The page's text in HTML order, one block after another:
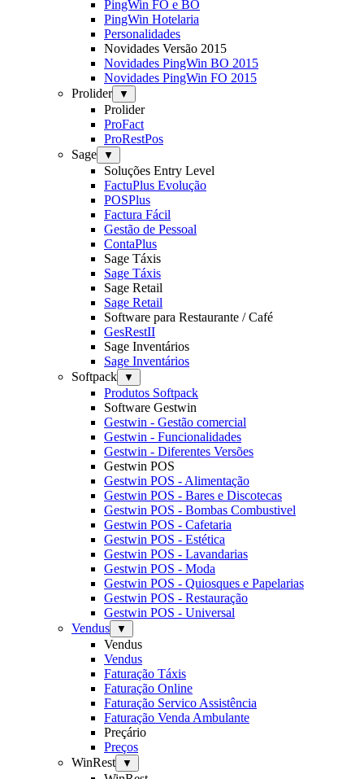
PingWin FO e BO
PingWin Hotelaria
Personalidades
Novidades Versão 2015
Novidades PingWin BO 2015
Novidades PingWin FO 2015
Prolider
▼
Prolider
ProFact
ProRestPos
Sage
▼
Soluções Entry Level
FactuPlus Evolução
POSPlus
Factura Fácil
Gestão de Pessoal
ContaPlus
Sage Táxis
Sage Táxis
Sage Retail
Sage Retail
Software para Restaurante / Café
GesRestII
Sage Inventários
Sage Inventários
Softpack
▼
Produtos Softpack
Software Gestwin
Gestwin - Gestão comercial
Gestwin - Funcionalidades
Gestwin - Diferentes Versões
Gestwin POS
Gestwin POS - Alimentação
Gestwin POS - Bares e Discotecas
Gestwin POS - Bombas Combustivel
Gestwin POS - Cafetaria
Gestwin POS - Estética
Gestwin POS - Lavandarias
Gestwin POS - Moda
Gestwin POS - Quiosques e Papelarias
Gestwin POS - Restauração
Gestwin POS - Universal
Vendus
▼
Vendus
Vendus
Faturação Táxis
Faturação Online
Faturação Servico Assistência
Faturação Venda Ambulante
Preçário
Preços
WinRest
▼